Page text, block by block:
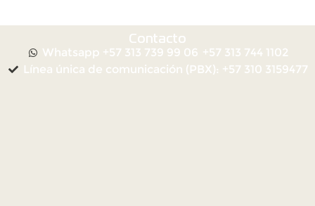
Contacto
Whatsapp +57 313 739 99 06 +57 313 744 1102
Línea única de comunicación (PBX): +57 310 3159477